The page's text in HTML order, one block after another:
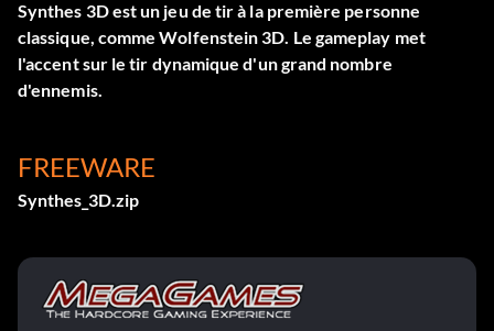
Synthes 3D est un jeu de tir à la première personne
classique, comme Wolfenstein 3D. Le gameplay met
l'accent sur le tir dynamique d'un grand nombre
d'ennemis.
FREEWARE
Synthes_3D.zip